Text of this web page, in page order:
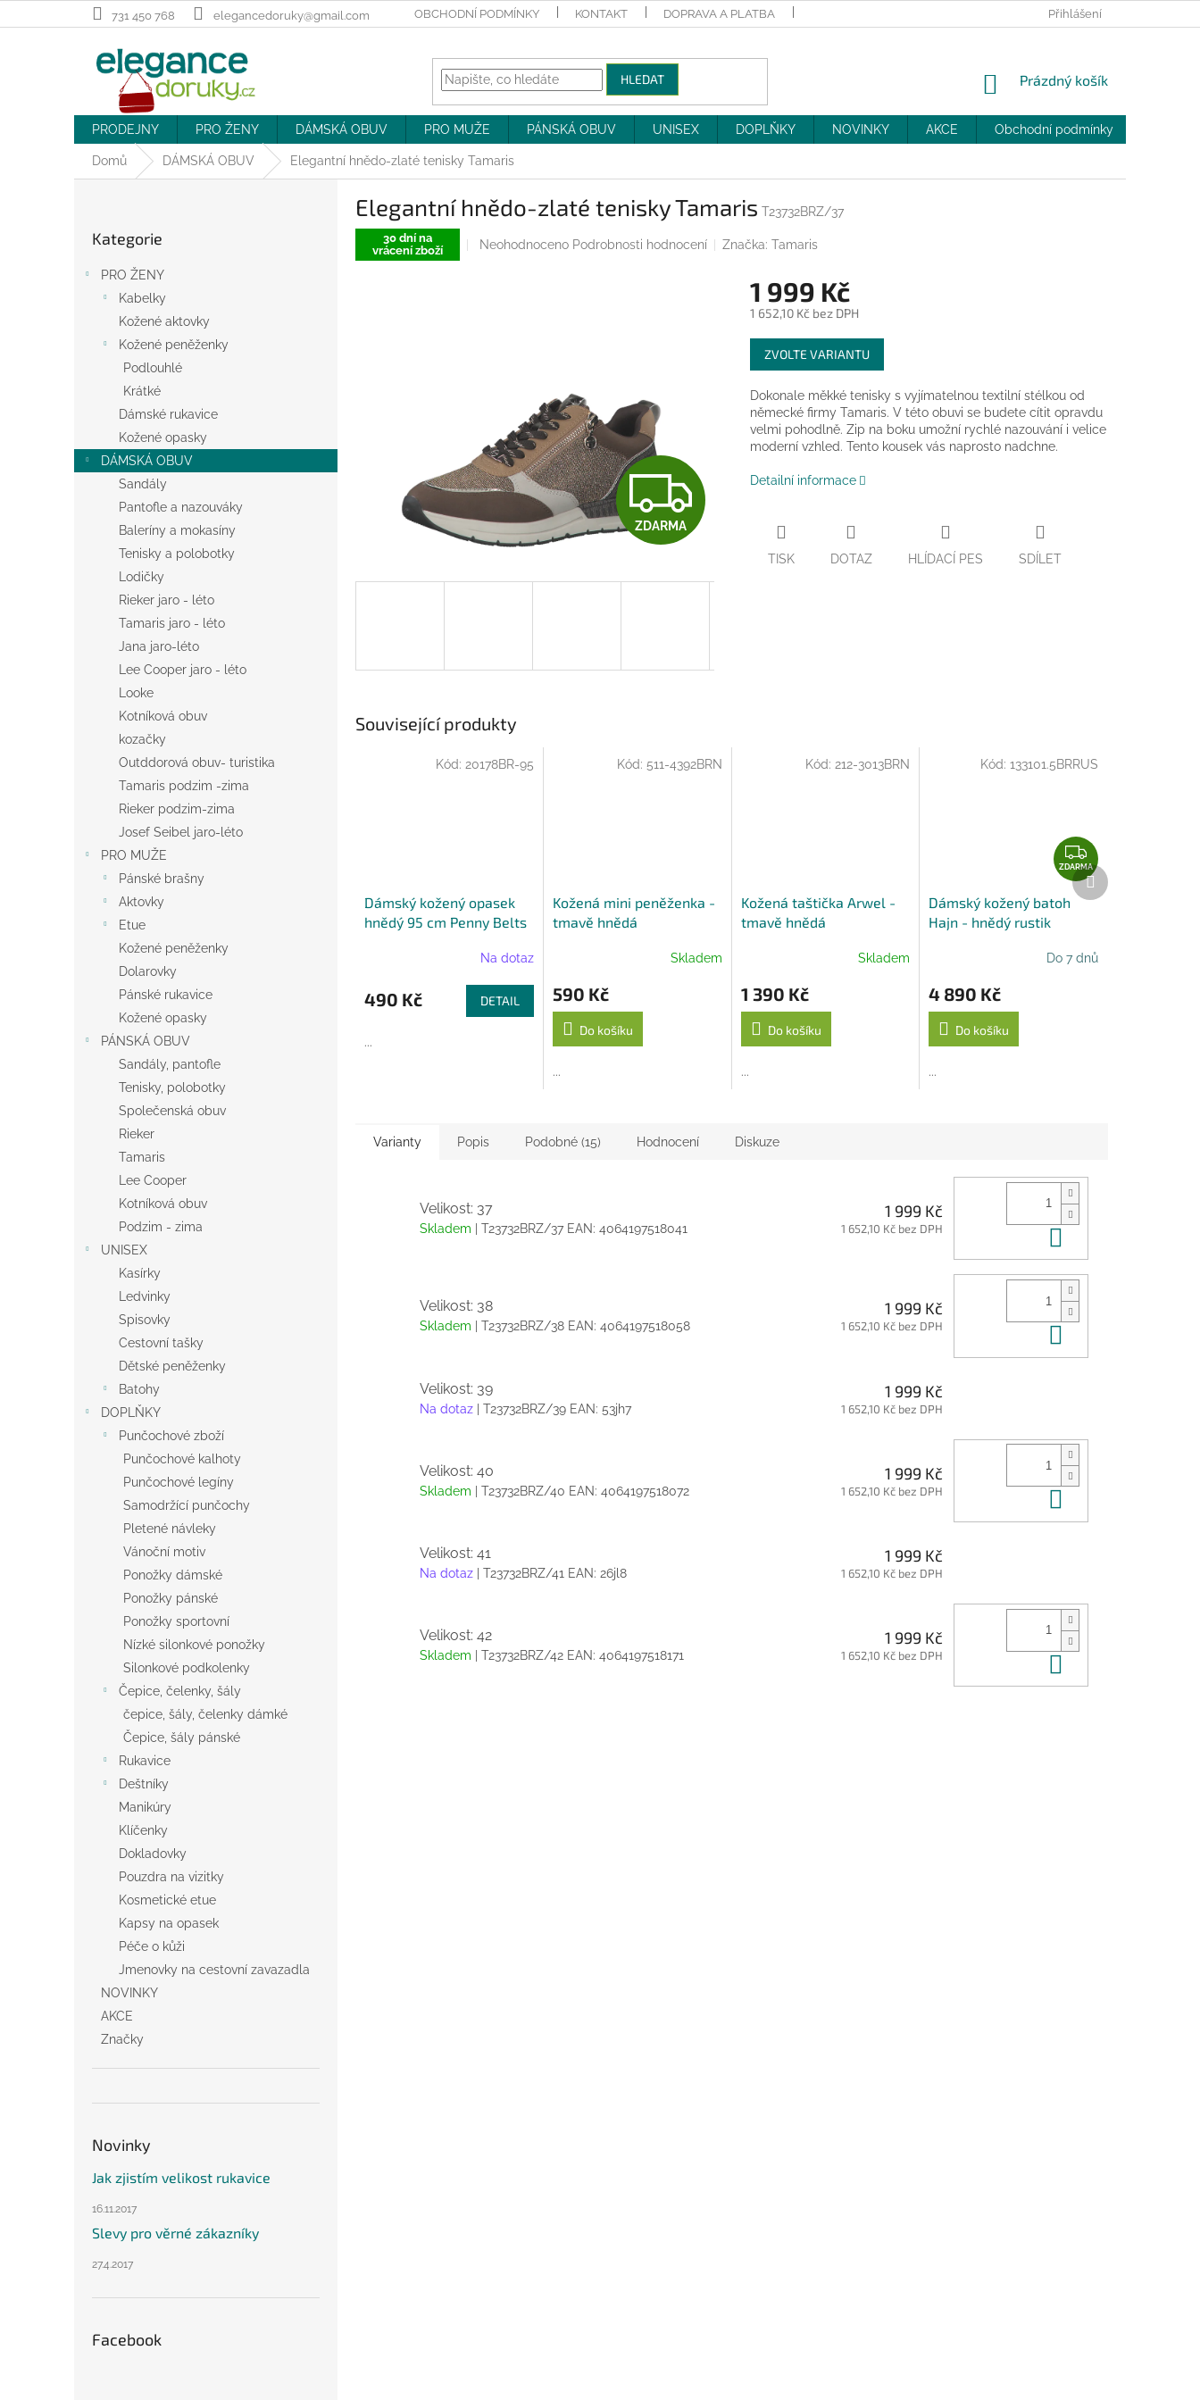
na
731 450 768 elegancedoruky@gmail.com OBCHODNÍ PODMÍNKY KONTAKT DOPRAVA A PLATBA MOJE OBJEDNÁVKA
Přihlášení
HLEDAT
NÁKUPNÍ
Prázdný košík
PRODEJNY PRO ŽENY DÁMSKÁ OBUV PRO MUŽE PÁNSKÁ OBUV UNISEX DOPLŇKY NOVINKY AKCE Obchodní podmínky
Domů DÁMSKÁ OBUV Elegantní hnědo-zlaté tenisky Tamaris
l
kategorie
Kategorie
PRO ŽENY
Kabelky
Kožené aktovky
Kožené peněženky
Podlouhlé
Krátké
Dámské rukavice
Kožené opasky
DÁMSKÁ OBUV
Sandály
Pantofle a nazouváky
Baleríny a mokasíny
Tenisky a polobotky
Lodičky
Rieker jaro - léto
Tamaris jaro - léto
Jana jaro-léto
Lee Cooper jaro - léto
Looke
Kotníková obuv
kozačky
Outddorová obuv- turistika
Tamaris podzim -zima
Rieker podzim-zima
Josef Seibel jaro-léto
PRO MUŽE
Pánské brašny
Aktovky
Etue
Kožené peněženky
Dolarovky
Pánské rukavice
Kožené opasky
PÁNSKÁ OBUV
Sandály, pantofle
Tenisky, polobotky
Společenská obuv
Rieker
Tamaris
Lee Cooper
Kotníková obuv
Podzim - zima
UNISEX
Kasírky
Ledvinky
Spisovky
Cestovní tašky
Dětské peněženky
Batohy
DOPLŇKY
Punčochové zboží
Punčochové kalhoty
Punčochové legíny
Samodržící punčochy
Pletené návleky
Vánoční motiv
Ponožky dámské
Ponožky pánské
Ponožky sportovní
Nízké silonkové ponožky
Silonkové podkolenky
Čepice, čelenky, šály
čepice, šály, čelenky dámké
Čepice, šály pánské
Rukavice
Deštníky
Manikúry
Klíčenky
Dokladovky
Pouzdra na vizitky
Kosmetické etue
Kapsy na opasek
Péče o kůži
Jmenovky na cestovní zavazadla
NOVINKY
AKCE
Značky
Novinky
Jak zjistím velikost rukavice
16.11.2017
Slevy pro věrné zákazníky
27.4.2017
Facebook
Elegantní hnědo-zlaté tenisky Tamaris T23732BRZ/37
30 dní na
vrácení zboží
Průměrné
Neohodnoceno Podrobnosti hodnocení Značka:Tamaris
Z
D
R
M
ZDARMA
1 999 Kč
1 652,10 Kč bez DPH
Měrná
cena:
ZVOLTE VARIANTU
Dokonale měkké tenisky s vyjímatelnou textilní stélkou od
německé firmy Tamaris. V této obuvi se budete cítit opravdu
velmi pohodlně. Zip na boku umožní rychlé nazouvání i velice
moderní vzhled. Tento kousek vás naprosto nadchne.
Detailní informace
TISK DOTAZ HLÍDACÍ PES SDÍLET
Související produkty
Dámský kožený opasek
hnědý 95 cm Penny Belts
Na dotaz
490 Kč DETAIL
...
Kód: 20178BR-95
Kožená mini peněženka -
tmavě hnědá
Skladem
590 Kč
Do košíku
...
Kód: 511-4392BRN
Kožená taštička Arwel -
tmavě hnědá
Skladem
1 390 Kč
Do košíku
...
Kód: 212-3013BRN
Z
D
A
A
ZDARMA
Dámský kožený batoh
Hajn - hnědý rustik
Do 7 dnů
4 890 Kč
Do košíku
...
Kód: 133101.5BRRUS
Další
produkt
Varianty Popis Podobné (15) Hodnocení Diskuze
Velikost: 37
Skladem | T23732BRZ/37 EAN: 4064197518041
1 999 Kč
1 652,10 Kč bez DPH
Velikost: 38
Skladem | T23732BRZ/38 EAN: 4064197518058
1 999 Kč
1 652,10 Kč bez DPH
Velikost: 39
Na dotaz | T23732BRZ/39 EAN: 53jh7
1 999 Kč
1 652,10 Kč bez DPH
Velikost: 40
Skladem | T23732BRZ/40 EAN: 4064197518072
1 999 Kč
1 652,10 Kč bez DPH
Velikost: 41
Na dotaz | T23732BRZ/41 EAN: 26jl8
1 999 Kč
1 652,10 Kč bez DPH
Velikost: 42
Skladem | T23732BRZ/42 EAN: 4064197518171
1 999 Kč
1 652,10 Kč bez DPH